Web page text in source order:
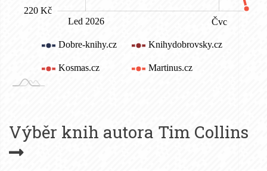
Výběr knih autora Tim Collins